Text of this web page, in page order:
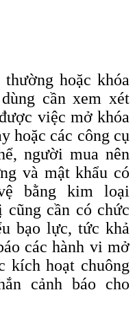
hoặc khóa
cần xem xét
việc mở khóa
hoặc các công cụ
người mua nên
và mật khẩu có
bằng kim loại
cần có chức
bạo lực, tức khả
các hành vi mở
kích hoạt chuông
cảnh báo cho